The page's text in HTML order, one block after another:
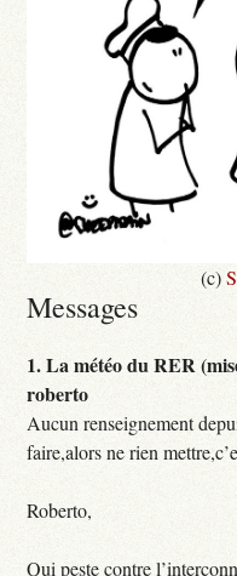
(c)
Messages
1.La météo du RER
roberto
Aucun renseignement
faire,alors ne rien
Roberto,
Qui peste contre